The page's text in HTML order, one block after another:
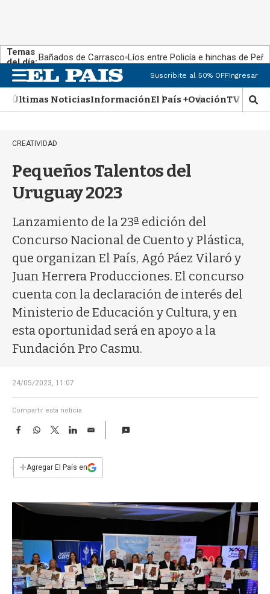
Temas
del día:Bañados de Carrasco Líos entre Policía e hinchas de
n
u
Suscribite al 50% OFFIngresar
Últimas NoticiasInformaciónEl País +OvaciónTV Show
M
o
CREATIVIDAD
Pequeños Talentos del
Uruguay 2023
Lanzamiento de la 23ª edición del
Concurso Nacional de Cuento y Plástica,
que organizan El País, Agó Páez Vilaró y
Juan Herrera Producciones. El concurso
cuenta con la declaración de interés del
Ministerio de Educación y Cultura, y en
esta oportunidad será en apoyo a la
Fundación Pro Casmu.
24/05/2023, 11:07
Compartir esta noticia
F
e
b
k
W
s
p
T
w
t
L
E
i
l
+Agregar El País en